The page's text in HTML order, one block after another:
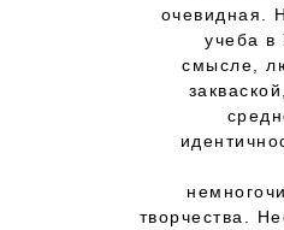
очевидная.
учеба
смысле,
творчества.